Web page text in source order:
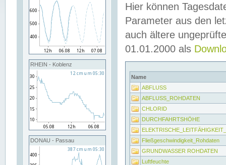
RHEIN - Koblenz
DONAU - Passau
Hier können
Parameter aus den
auch ältere
01.01.2000 als
Name
ABFLUSS
ABFLUSS_ROHDATEN
CHLORID
DURCHFAHRTSHÖHE
Fließgeschwindigkeit_Rohdaten
GRUNDWASSER ROHDATEN
Luftfeuchte